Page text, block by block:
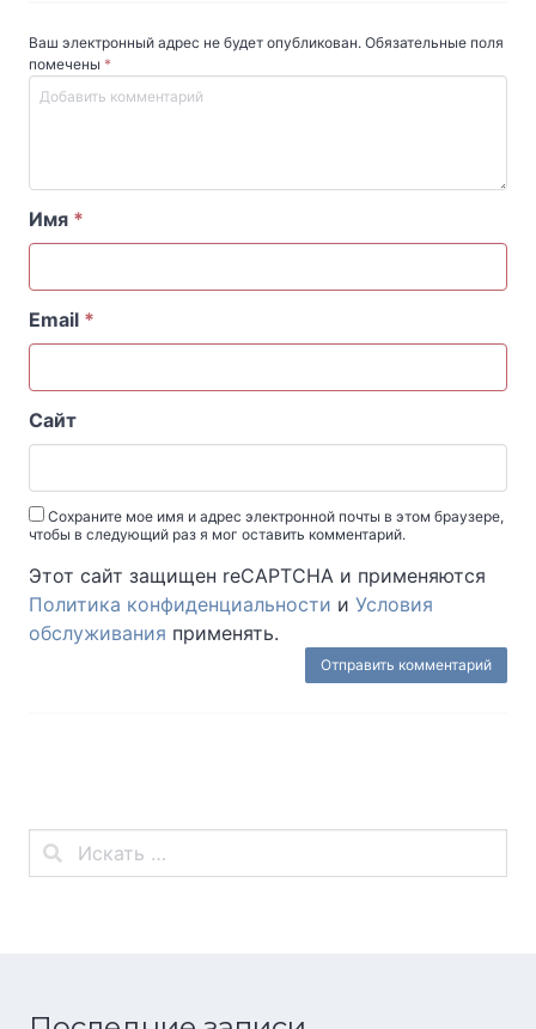
Ваш электронный адрес не будет опубликован. Обязательные поля
помечены *
Имя *
Email *
Сайт
Сохраните мое имя и адрес электронной почты в этом браузере,
чтобы в следующий раз я мог оставить комментарий.
Этот сайт защищен reCAPTCHA и применяются
Политика конфиденциальности и Условия
обслуживания применять.